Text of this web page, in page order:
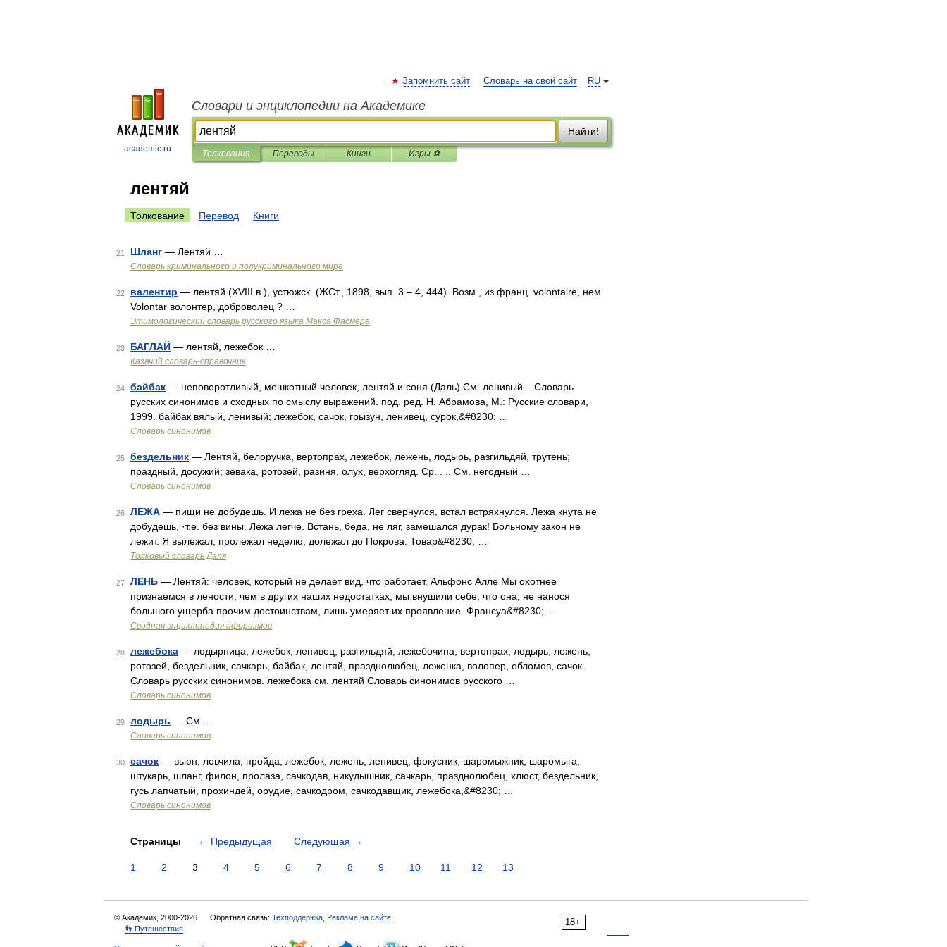
academic.ru
RU
Запомнить сайт Словарь на свой сайт
Словари и энциклопедии на Академике
Найти!
Толкования Переводы Книги Игры ⚽
лентяй
Толкование Перевод Книги
21 Шланг — Лентяй …
Словарь криминального и полукриминального мира
22 валентир — лентяй (XVIII в.), устюжск. (ЖСт., 1898, вып. 3 – 4, 444). Возм., из франц. volontaire, нем.
Volontar волонтер, доброволец ? …
Этимологический словарь русского языка Макса Фасмера
23 БАГЛАЙ — лентяй, лежебок …
Казачий словарь-справочник
24 байбак — неповоротливый, мешкотный человек, лентяй и соня (Даль) См. ленивый... Словарь
русских синонимов и сходных по смыслу выражений. под. ред. Н. Абрамова, М.: Русские словари,
1999. байбак вялый, ленивый; лежебок, сачок, грызун, ленивец, сурок,&#8230; …
Словарь синонимов
25 бездельник — Лентяй, белоручка, вертопрах, лежебок, лежень, лодырь, разгильдяй, трутень;
праздный, досужий; зевака, ротозей, разиня, олух, верхогляд. Ср. . .. См. негодный …
Словарь синонимов
26 ЛЕЖА — пищи не добудешь. И лежа не без греха. Лег свернулся, встал встряхнулся. Лежа кнута не
добудешь, ·т.е. без вины. Лежа легче. Встань, беда, не ляг, замешался дурак! Больному закон не
лежит. Я вылежал, пролежал неделю, долежал до Покрова. Товар&#8230; …
Толковый словарь Даля
27 ЛЕНЬ — Лентяй: человек, который не делает вид, что работает. Альфонс Алле Мы охотнее
признаемся в лености, чем в других наших недостатках; мы внушили себе, что она, не нанося
большого ущерба прочим достоинствам, лишь умеряет их проявление. Франсуа&#8230; …
Сводная энциклопедия афоризмов
28 лежебока — лодырница, лежебок, ленивец, разгильдяй, лежебочина, вертопрах, лодырь, лежень,
ротозей, бездельник, сачкарь, байбак, лентяй, празднолюбец, леженка, волопер, обломов, сачок
Словарь русских синонимов. лежебока см. лентяй Словарь синонимов русского …
Словарь синонимов
29 лодырь — См …
Словарь синонимов
30 сачок — вьюн, ловчила, пройда, лежебок, лежень, ленивец, фокусник, шаромыжник, шаромыга,
штукарь, шланг, филон, пролаза, сачкодав, никудышник, сачкарь, празднолюбец, хлюст, бездельник,
гусь лапчатый, прохиндей, орудие, сачкодром, сачкодавщик, лежебока,&#8230; …
Словарь синонимов
Страницы ← Предыдущая Следующая →
1 2 3 4 5 6 7 8 9 10 11 12 13
18+
© Академик, 2000-2026 Обратная связь: Техподдержка Реклама на сайте
👣 Путешествия